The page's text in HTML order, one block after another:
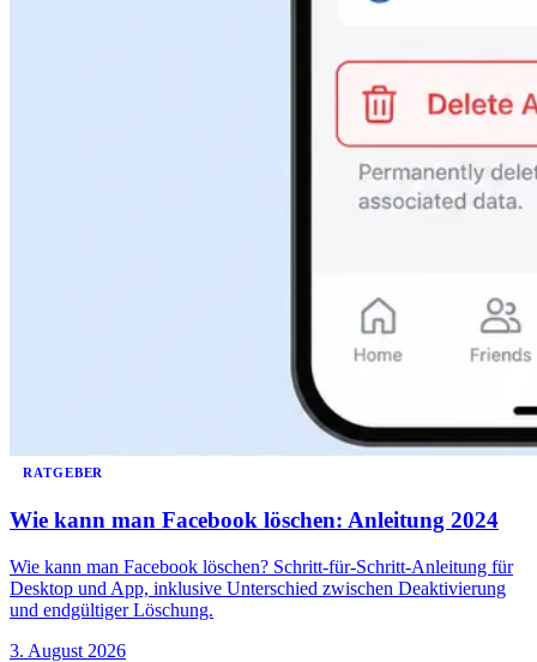
RATGEBER
Wie kann man Facebook löschen: Anleitung 2024
Wie kann man Facebook löschen? Schritt-für-Schritt-Anleitung für
Desktop und App, inklusive Unterschied zwischen Deaktivierung
und endgültiger Löschung.
3. August 2026